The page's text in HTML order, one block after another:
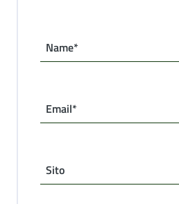
Name*
Email*
Sito